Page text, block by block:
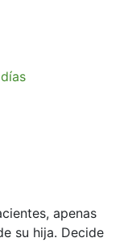
apenas
su hija. Decide